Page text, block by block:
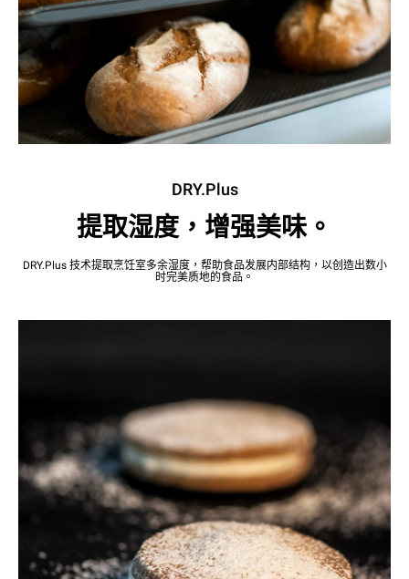
DRY.Plus
提取湿度，增强美味。
DRY.Plus 技术提取烹饪室多余湿度，帮助食品发展内部结构，以创造出数小
时完美质地的食品。